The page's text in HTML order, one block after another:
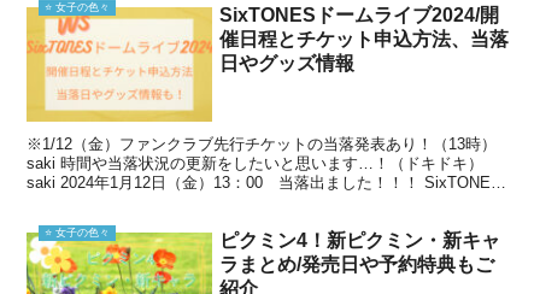
⭐️ 女子の色々
SixTONESドームライブ2024/開
催日程とチケット申込方法、当落
日やグッズ情報
※1/12（金）ファンクラブ先行チケットの当落発表あり！（13時）
saki 時間や当落状況の更新をしたいと思います…！（ドキドキ）
saki 2024年1月12日（金）13：00 当落出ました！！！ SixTONES
⭐️ 女子の色々
ピクミン4！新ピクミン・新キャ
ラまとめ/発売日や予約特典もご
紹介